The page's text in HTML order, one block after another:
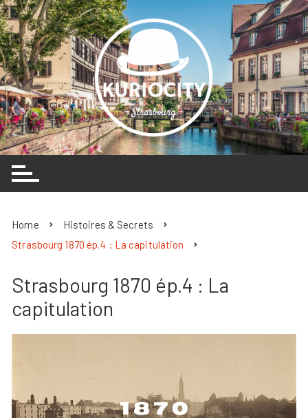
Skip
to
content
Home
Histoires & Secrets
Strasbourg 1870 ép.4 : La capitulation
Strasbourg 1870 ép.4 : La
capitulation